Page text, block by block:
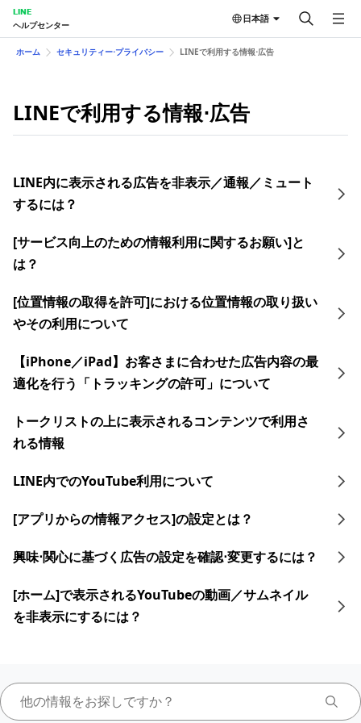
LINE
ヘルプセンター
日本語
ホーム セキュリティー⋅プライバシー LINEで利用する情報⋅広告
LINEで利用する情報⋅広告
LINE内に表示される広告を非表示／通報／ミュート
するには？
[サービス向上のための情報利用に関するお願い]と
は？
[位置情報の取得を許可]における位置情報の取り扱い
やその利用について
【iPhone／iPad】お客さまに合わせた広告内容の最
適化を行う「トラッキングの許可」について
トークリストの上に表示されるコンテンツで利用さ
れる情報
LINE内でのYouTube利用について
[アプリからの情報アクセス]の設定とは？
興味⋅関心に​基づく​広告の​設定を​確認⋅変更するには？​
[ホーム]で表示されるYouTubeの動画／サムネイル
を非表示にするには？